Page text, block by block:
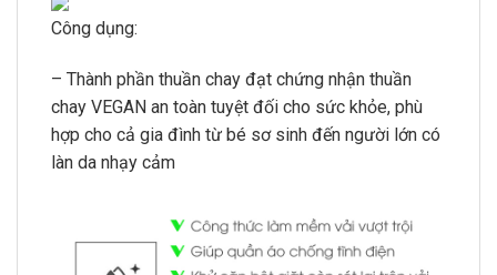
Công dụng:
– Thành phần thuần chay đạt chứng nhận thuần
chay VEGAN an toàn tuyệt đối cho sức khỏe, phù
hợp cho cả gia đình từ bé sơ sinh đến người lớn có
làn da nhạy cảm